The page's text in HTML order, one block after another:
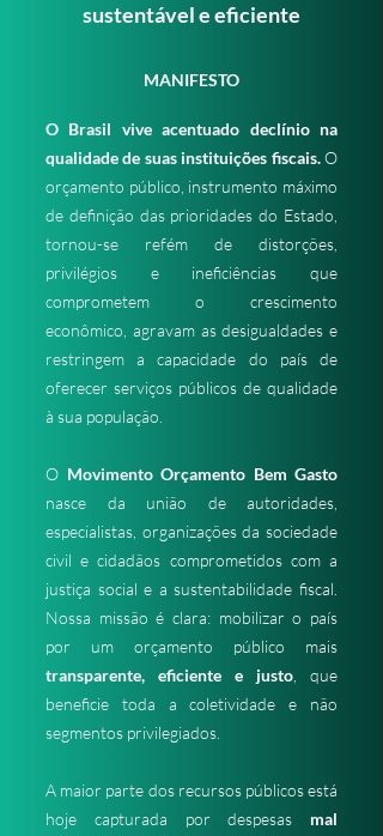
sustentável e eficiente
MANIFESTO
O Brasil vive acentuado declínio na
qualidade de suas instituições fiscais.O
orçamento público, instrumento máximo
de definição das prioridades do Estado,
tornou-se refém de distorções,
privilégios e ineficiências que
comprometem o crescimento
econômico, agravam as desigualdades e
restringem a capacidade do país de
oferecer serviços públicos de qualidade
à sua população.
O Movimento Orçamento Bem Gasto
nasce da união de autoridades,
especialistas, organizações da sociedade
civil e cidadãos comprometidos com a
justiça social e a sustentabilidade fiscal.
Nossa missão é clara: mobilizar o país
por um orçamento público mais
transparente, eficiente e justo , que
beneficie toda a coletividade e não
segmentos privilegiados.
A maior parte dos recursos públicos está
hoje capturada por despesas mal